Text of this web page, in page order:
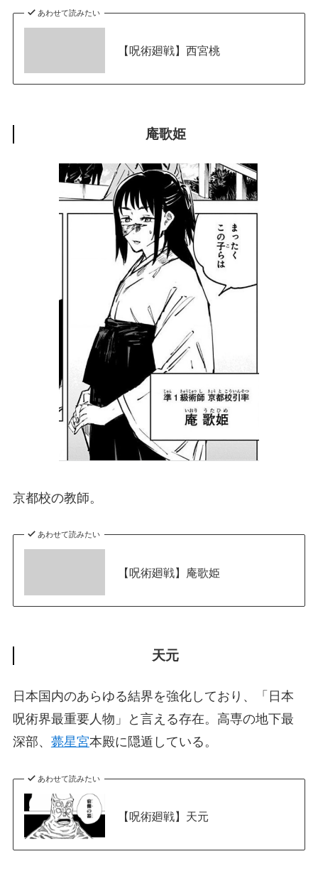
あわせて読みたい
【呪術廻戦】西宮桃
庵歌姫
京都校の教師。
あわせて読みたい
【呪術廻戦】庵歌姫
天元
日本国内のあらゆる結界を強化しており、「日本
呪術界最重要人物」と言える存在。高専の地下最
深部、 薨星宮本殿に隠遁している。
あわせて読みたい
【呪術廻戦】天元